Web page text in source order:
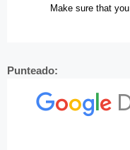
Punteado: